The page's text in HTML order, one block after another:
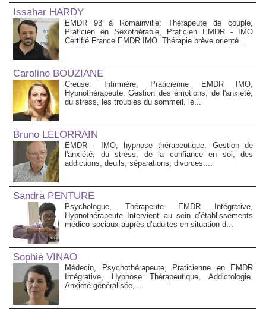
Issahar HARDY
EMDR 93 à Romainville: Thérapeute de couple,
Praticien en Sexothérapie, Praticien EMDR - IMO
Certifié France EMDR IMO. Thérapie brève orienté...
Caroline BOUZIANE
Creuse: Infirmière, Praticienne EMDR IMO,
Hypnothérapeute. Gestion des émotions, de l'anxiété,
du stress, les troubles du sommeil, le...
Bruno LELORRAIN
EMDR - IMO, hypnose thérapeutique. Gestion de
l'anxiété, du stress, de la confiance en soi, des
addictions, deuils, séparations, divorces....
Sandra PENTURE
Psychologue, Thérapeute EMDR Intégrative,
Hypnothérapeute Intervient au sein d’établissements
médico‑sociaux auprès d’adultes en situation d...
Sophie VINAO
Médecin, Psychothérapeute, Praticienne en EMDR
Intégrative, Hypnose Thérapeutique, Addictologie.
Anxiété généralisée,...